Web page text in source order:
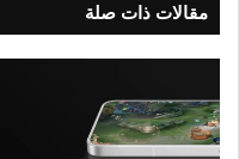
مقالات ذات صلة